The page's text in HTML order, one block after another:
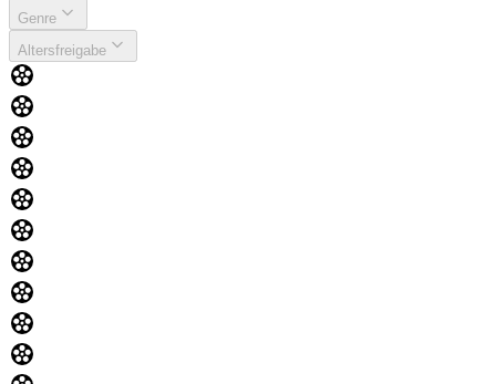
Genre
Altersfreigabe